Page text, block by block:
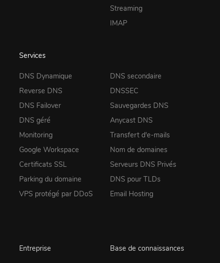
Streaming
IMAP
Services
DNS Dynamique
Reverse DNS
DNS Failover
DNS géré
Monitoring
Google Workspace
Certificats SSL
Parking du domaine
VPS protégé par DDoS
DNS secondaire
DNSSEC
Sauvegardes DNS
Anycast DNS
Transfert d'e-mails
Nom de domaines
Serveurs DNS Privés
DNS pour TLDs
Email Hosting
Entreprise Base de connaissances